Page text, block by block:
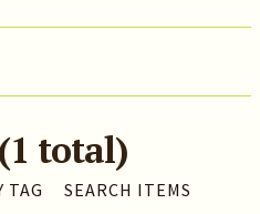
total)
TAG SEARCH ITEMS